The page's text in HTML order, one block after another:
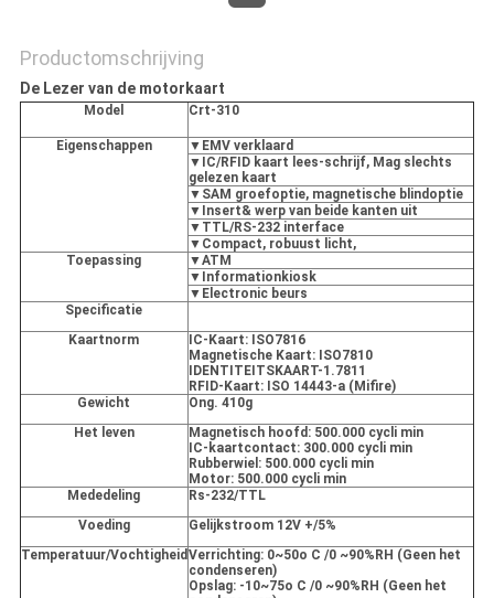
Productomschrijving
De Lezer van de motorkaart
Model Crt-310
Eigenschappen
▼EMV verklaard
▼IC/RFID kaart lees-schrijf, Mag slechts
gelezen kaart
▼SAM groefoptie, magnetische blindoptie
▼Insert& werp van beide kanten uit
▼TTL/RS-232 interface
▼Compact, robuust licht,
Toepassing
▼ATM
▼Informationkiosk
▼Electronic beurs
Specificatie
Kaartnorm
IC-Kaart: ISO7816
Magnetische Kaart: ISO7810
IDENTITEITSKAART-1.7811
RFID-Kaart: ISO 14443-a (Mifire)
Gewicht
Ong. 410g
Het leven
Magnetisch hoofd: 500.000 cycli min
IC-kaartcontact: 300.000 cycli min
Rubberwiel: 500.000 cycli min
Motor: 500.000 cycli min
Mededeling
Rs-232/TTL
Voeding
Gelijkstroom 12V +/5%
Temperatuur/Vochtigheid Verrichting: 0~50o C /0 ~90%RH (Geen het
condenseren)
Opslag: -10~75o C /0 ~90%RH (Geen het